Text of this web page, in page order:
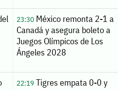
23:30México remonta 2-1 a
Canadá y asegura boleto a
Juegos Olímpicos de Los
Ángeles 2028
22:19Tigres empata 0-0 y